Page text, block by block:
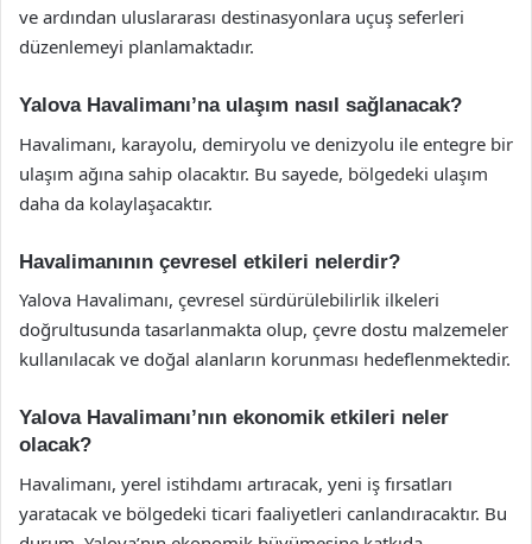
ve ardından uluslararası destinasyonlara uçuş seferleri
düzenlemeyi planlamaktadır.
Yalova Havalimanı’na ulaşım nasıl sağlanacak?
Havalimanı, karayolu, demiryolu ve denizyolu ile entegre bir
ulaşım ağına sahip olacaktır. Bu sayede, bölgedeki ulaşım
daha da kolaylaşacaktır.
Havalimanının çevresel etkileri nelerdir?
Yalova Havalimanı, çevresel sürdürülebilirlik ilkeleri
doğrultusunda tasarlanmakta olup, çevre dostu malzemeler
kullanılacak ve doğal alanların korunması hedeflenmektedir.
Yalova Havalimanı’nın ekonomik etkileri neler
olacak?
Havalimanı, yerel istihdamı artıracak, yeni iş fırsatları
yaratacak ve bölgedeki ticari faaliyetleri canlandıracaktır. Bu